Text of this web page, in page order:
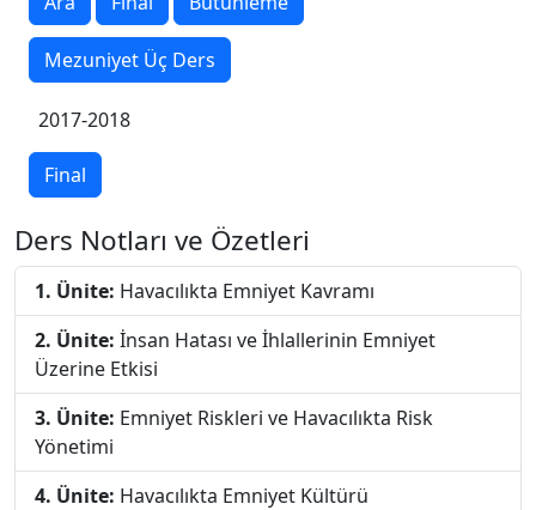
Mezuniyet Üç Ders
2017-2018
Final
Ders Notları ve Özetleri
1. Ünite: Havacılıkta Emniyet Kavramı
2. Ünite: İnsan Hatası ve İhlallerinin Emniyet
Üzerine Etkisi
3. Ünite: Emniyet Riskleri ve Havacılıkta Risk
Yönetimi
4. Ünite: Havacılıkta Emniyet Kültürü